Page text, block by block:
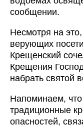
сообщении.
Несмотря на
верующих
Крещенский
Крещения
набрать святой
Напоминаем,
традиционные
опасностей,